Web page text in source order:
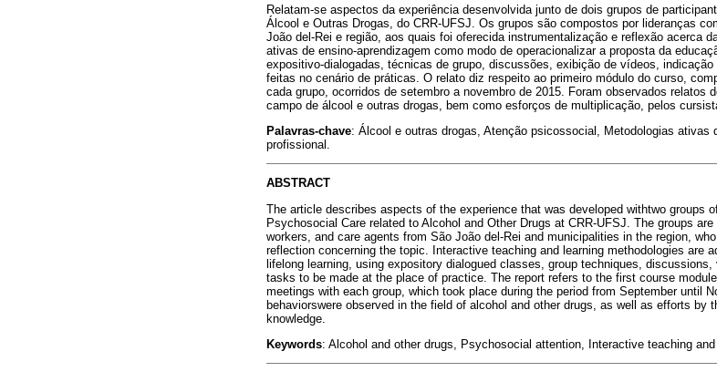
Relatam-se aspectos da experiência desenvolvida junto de dois grupos de
Álcool e Outras Drogas, do CRR-UFSJ. Os grupos são compostos por lideranças
João del-Rei e região, aos quais foi oferecida instrumentalização e reflexão acerca
ativas de ensino-aprendizagem como modo de operacionalizar a proposta da
expositivo-dialogadas, técnicas de grupo, discussões, exibição de vídeos,
feitas no cenário de práticas. O relato diz respeito ao primeiro módulo do curso,
cada grupo, ocorridos de setembro a novembro de 2015. Foram observados relatos
campo de álcool e outras drogas, bem como esforços de multiplicação, pelos
Palavras-chave: Álcool e outras drogas, Atenção psicossocial, Metodologias ativas
profissional.
ABSTRACT
The article describes aspects of the experience that was developed withtwo groups
Psychosocial Care related to Alcohol and Other Drugs at CRR-UFSJ. The groups
workers, and care agents from São João del-Rei and municipalities in the region,
reflection concerning the topic. Interactive teaching and learning methodologies are
lifelong learning, using expository dialogued classes, group techniques,
tasks to be made at the place of practice. The report refers to the first course
meetings with each group, which took place during the period from September until
behaviorswere observed in the field of alcohol and other drugs, as well as efforts by
knowledge.
Keywords: Alcohol and other drugs, Psychosocial attention, Interactive teaching